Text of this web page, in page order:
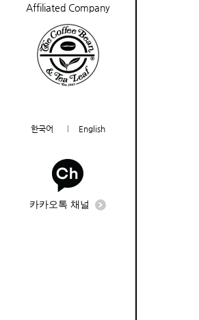
Affiliated Company
한국어 English
카카오톡 채널